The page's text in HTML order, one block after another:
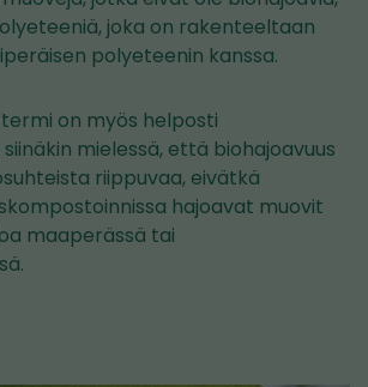
joka on rakenteeltaan
polyeteenin kanssa.
on myös helposti
mielessä, että biohajoavuus
riippuvaa, eivätkä
hajoavat muovit
maaperässä tai